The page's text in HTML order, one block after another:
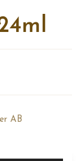
AB